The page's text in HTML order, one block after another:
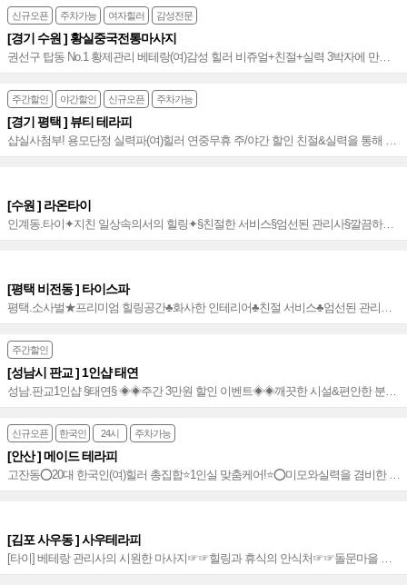
신규오픈 주차가능 여자힐러 감성전문
[경기 수원 ] 황실중국전통마사지
권선구 탑동 No.1 황제관리 베테랑(여)감성 힐러 비쥬얼+친절+실력 3박자에 만족
도 높은 타이&아로마 관리로 힐링하세요~♥
주간할인 야간할인 신규오픈 주차가능
[경기 평택 ] 뷰티 테라피
샵실사첨부! 용모단정 실력파(여)힐러 연중무휴 주/야간 할인 친절&실력을 통해 만
족도 높은 관리, 평택스웨디시 NO.1~♥
[수원 ] 라온타이
인계동.타이✦지친 일상속의서의 힐링✦§친절한 서비스§엄선된 관리사§깔끔하고
청결한 마사지▶성빈센트병원 후문 맞은편에 위치~♠
[평택 비전동 ] 타이스파
평택.소사벌★프리미엄 힐링공간♣화사한 인테리어♣친절 서비스♣엄선된 관리사♣
소사벌 JnJ웨딩홀 맞은편에 위치~★
주간할인
[성남시 판교 ] 1인샵 태연
성남.판교1인샵 §태연§ ◈◈주간 3만원 할인 이벤트◈◈깨끗한 시설&편안한 분위
기◈◈항상 노력하는 성남1인샵~✦
신규오픈 한국인 24시 주차가능
[안산 ] 메이드 테라피
고잔동⭕20대 한국인(여)힐러 총집합⭐️1인실 맞춤케어!⭐️⭕미모와실력을 겸비한 S
급 신입영입➰스웨디시&로미 최강조합에 감성까지~⭐️
[김포 사우동 ] 사우테라피
[타이] 베테랑 관리사의 시원한 마사지☞☞힐링과 휴식의 안식처☞☞돌문마을 사
거리 사우 제 5어린이공원 인근에 위치